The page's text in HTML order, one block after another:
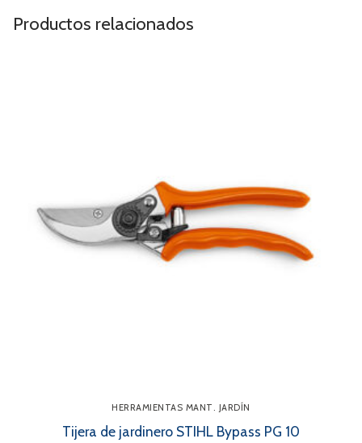
Productos relacionados
HERRAMIENTAS MANT. JARDÍN
Tijera de jardinero STIHL Bypass PG 10